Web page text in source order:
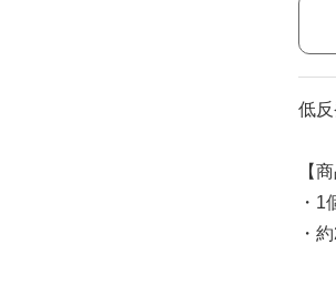
低
【
・1
・